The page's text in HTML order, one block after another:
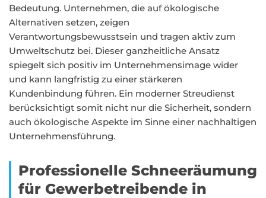
Bedeutung. Unternehmen, die auf ökologische
Alternativen setzen, zeigen
Verantwortungsbewusstsein und tragen aktiv zum
Umweltschutz bei. Dieser ganzheitliche Ansatz
spiegelt sich positiv im Unternehmensimage wider
und kann langfristig zu einer stärkeren
Kundenbindung führen. Ein moderner Streudienst
berücksichtigt somit nicht nur die Sicherheit, sondern
auch ökologische Aspekte im Sinne einer nachhaltigen
Unternehmensführung.
Professionelle Schneeräumung
für Gewerbetreibende in